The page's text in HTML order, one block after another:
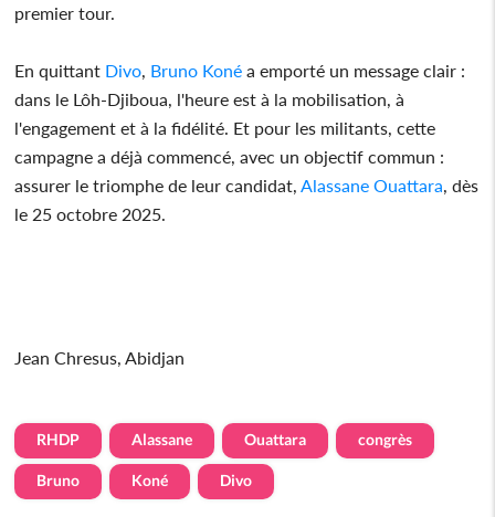
premier tour.
En quittant Divo Bruno Koné a emporté un message clair :
dans le Lôh-Djiboua, l'heure est à la mobilisation, à
l'engagement et à la fidélité. Et pour les militants, cette
campagne a déjà commencé, avec un objectif commun :
assurer le triomphe de leur candidat, Alassane Ouattara , dès
le 25 octobre 2025.
Jean Chresus, Abidjan
RHDP Alassane Ouattara congrès
Bruno Koné Divo